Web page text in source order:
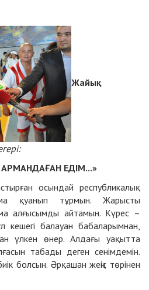
Жайық
ЕДІМ...»
осындай республикалық
қуанып тұрмын. Жарысты
алғысымды айтамын. Күрес –
кешегі балауан бабаларымнан,
үлкен өнер. Алдағы уақытта
табады деген сенімдемін.
болсын. Әрқашан жеңіс төрінен